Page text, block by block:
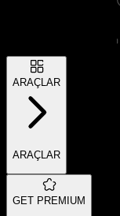
ARAÇLAR
ARAÇLAR
GET PREMIUM